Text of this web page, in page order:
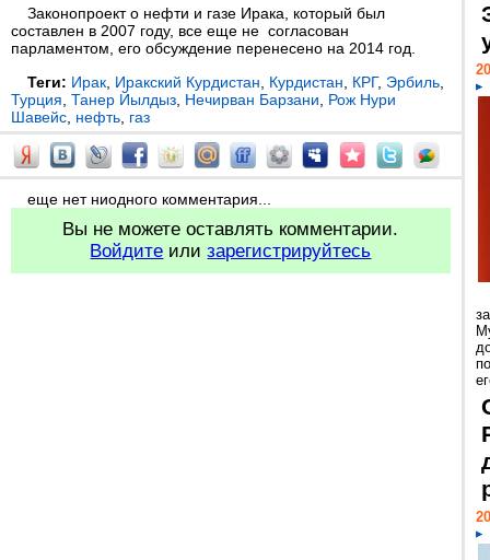
Законопроект о нефти и газе Ирака, который был
составлен в 2007 году, все еще не согласован
парламентом, его обсуждение перенесено на 2014 год.
Теги: Ирак Иракский Курдистан Курдистан КРГ, Эрбиль
Турция Танер Йылдыз Нечирван Барзани
Рож Нури
Шавейс нефть газ
еще нет ниодного комментария...
Вы не можете оставлять комментарии.
Войдите илизарегистрируйтесь